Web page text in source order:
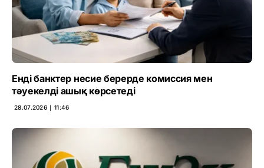
Енді банктер несие берерде комиссия мен
тәуекелді ашық көрсетеді
28.07.2026 ∣ 11:46